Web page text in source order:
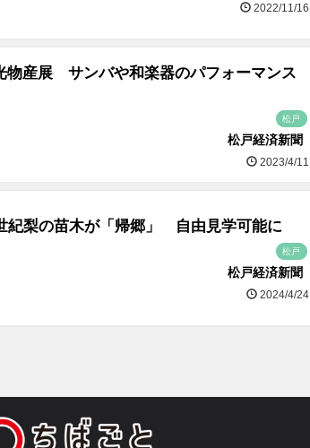
2022/11/16
物産展 サンバや和楽器のパフォーマンス
松戸
松戸経済新聞
2023/4/11
紀梨の苗木が「帰郷」 自由見学可能に
松戸
松戸経済新聞
2024/4/24